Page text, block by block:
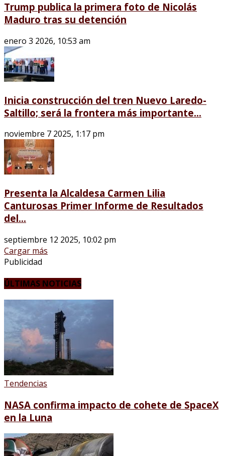
Trump publica la primera foto de Nicolás
Maduro tras su detención
enero 3 2026, 10:53 am
Inicia construcción del tren Nuevo Laredo-
Saltillo; será la frontera más importante...
noviembre 7 2025, 1:17 pm
Presenta la Alcaldesa Carmen Lilia
Canturosas Primer Informe de Resultados
del...
septiembre 12 2025, 10:02 pm
Cargar más
Publicidad
ÚLTIMAS NOTICIAS
Tendencias
NASA confirma impacto de cohete de SpaceX
en la Luna